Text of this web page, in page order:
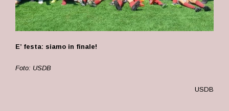
E’ festa: siamo in finale!
Foto: USDB
USDB